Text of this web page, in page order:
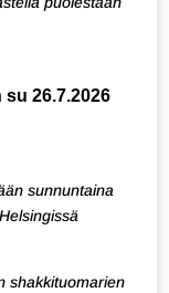
26.7.2026
sunnuntaina
shakkituomarien